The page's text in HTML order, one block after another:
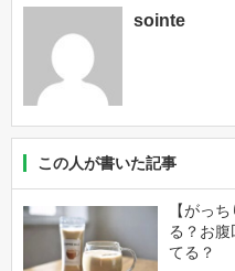
sointe
この人が書いた記事
【がっ
る？お腹
てる？